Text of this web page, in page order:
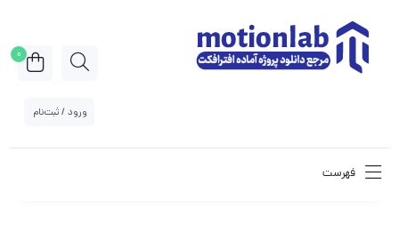
ورود / ثبت‌نام
0
فهرست